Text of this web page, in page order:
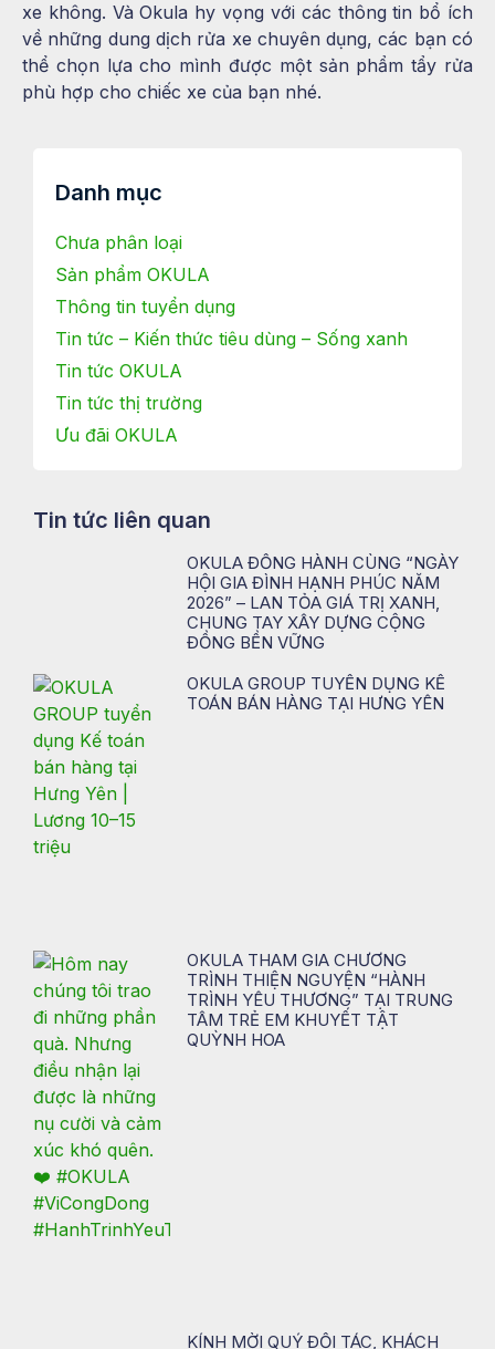
xe không. Và Okula hy vọng với các thông tin bổ ích
về những dung dịch rửa xe chuyên dụng, các bạn có
thể chọn lựa cho mình được một sản phẩm tẩy rửa
phù hợp cho chiếc xe của bạn nhé.
Danh mục
Chưa phân loại
Sản phẩm OKULA
Thông tin tuyển dụng
Tin tức – Kiến thức tiêu dùng – Sống xanh
Tin tức OKULA
Tin tức thị trường
Ưu đãi OKULA
Tin tức liên quan
OKULA ĐỒNG HÀNH CÙNG “NGÀY
HỘI GIA ĐÌNH HẠNH PHÚC NĂM
2026” – LAN TỎA GIÁ TRỊ XANH,
CHUNG TAY XÂY DỰNG CỘNG
ĐỒNG BỀN VỮNG
OKULA GROUP TUYỂN DỤNG KẾ
TOÁN BÁN HÀNG TẠI HƯNG YÊN
OKULA THAM GIA CHƯƠNG
TRÌNH THIỆN NGUYỆN “HÀNH
TRÌNH YÊU THƯƠNG” TẠI TRUNG
TÂM TRẺ EM KHUYẾT TẬT
QUỲNH HOA
KÍNH MỜI QUÝ ĐỐI TÁC, KHÁCH